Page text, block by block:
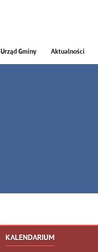
Urząd Gminy Aktualności
KALENDARIUM